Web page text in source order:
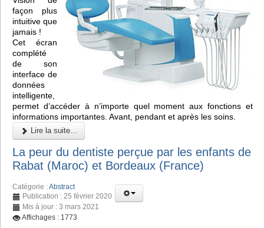
façon plus
intuitive que
jamais !
Cet écran
complété
de son
interface de
données
intelligente,
permet d’accéder à n’importe quel moment aux fonctions et
informations importantes. Avant, pendant et après les soins.
Lire la suite...
La peur du dentiste perçue par les enfants de
Rabat (Maroc) et Bordeaux (France)
Catégorie :Abstract
Publication : 25 février 2020
Mis à jour : 3 mars 2021
Affichages : 1773